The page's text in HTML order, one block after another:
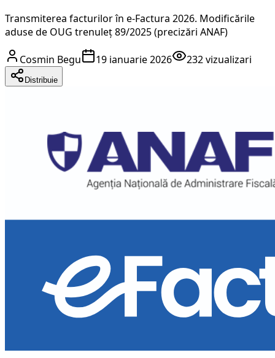
Transmiterea facturilor în e-Factura 2026. Modificările
aduse de OUG trenuleț 89/2025 (precizări ANAF)
Cosmin Begu 19 ianuarie 2026 232vizualizari
Distribuie